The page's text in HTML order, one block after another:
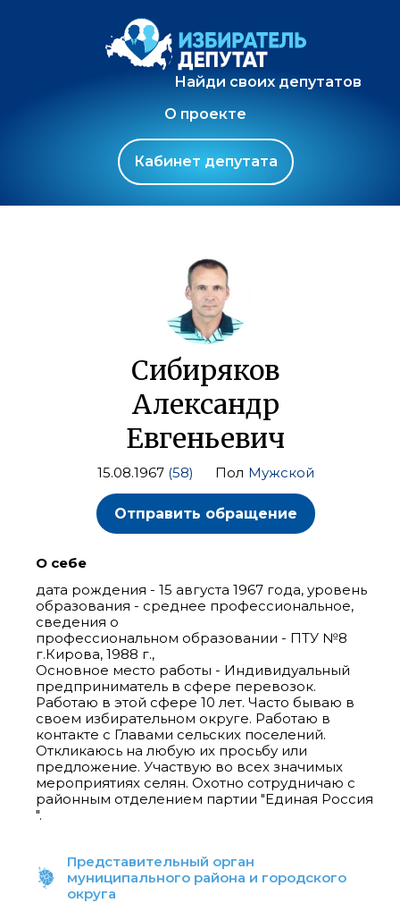
Найди своих депутатов
О проекте
Кабинет депутата
Сибиряков
Александр
Евгеньевич
15.08.1967 (58) Пол Мужской
Отправить обращение
О себе
дата рождения - 15 августа 1967 года, уровень
образования - среднее профессиональное,
сведения о
профессиональном образовании - ПТУ №8
г.Кирова, 1988 г.,
Основное место работы - Индивидуальный
предприниматель в сфере перевозок.
Работаю в этой сфере 10 лет. Часто бываю в
своем избирательном округе. Работаю в
контакте с Главами сельских поселений.
Откликаюсь на любую их просьбу или
предложение. Участвую во всех значимых
мероприятиях селян. Охотно сотрудничаю с
районным отделением партии "Единая Россия
Представительный орган
муниципального района и городского
округа